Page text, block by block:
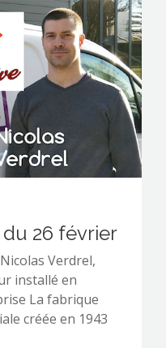
26 février
Verdrel,
installé en
La fabrique
créée en 1943